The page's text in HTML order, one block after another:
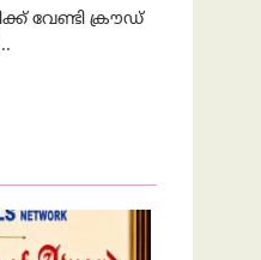
വേണ്ടി ക്രൗഡ്